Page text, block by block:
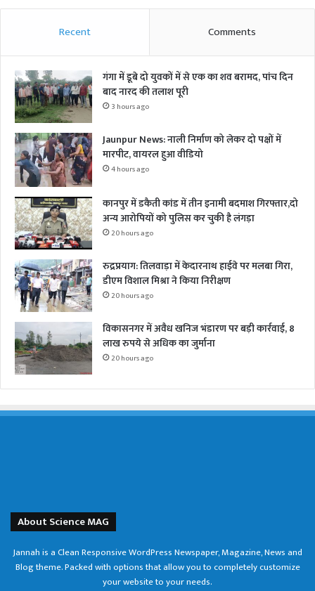
Recent Comments
गंगा में डूबे दो युवकों में से एक का शव बरामद, पांच दिन
बाद नारद की तलाश पूरी
3 hours ago
Jaunpur News: नाली निर्माण को लेकर दो पक्षों में
मारपीट, वायरल हुआ वीडियो
4 hours ago
कानपुर में डकैती कांड में तीन इनामी बदमाश गिरफ्तार,दो
अन्य आरोपियों को पुलिस कर चुकी है लंगड़ा
20 hours ago
रुद्रप्रयाग: तिलवाड़ा में केदारनाथ हाईवे पर मलबा गिरा,
डीएम विशाल मिश्रा ने किया निरीक्षण
20 hours ago
विकासनगर में अवैध खनिज भंडारण पर बड़ी कार्रवाई, 8
लाख रुपये से अधिक का जुर्माना
20 hours ago
About Science MAG
Jannah is a Clean Responsive WordPress Newspaper, Magazine, News and
Blog theme. Packed with options that allow you to completely customize
your website to your needs.